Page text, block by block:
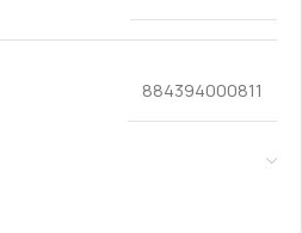
884394000811